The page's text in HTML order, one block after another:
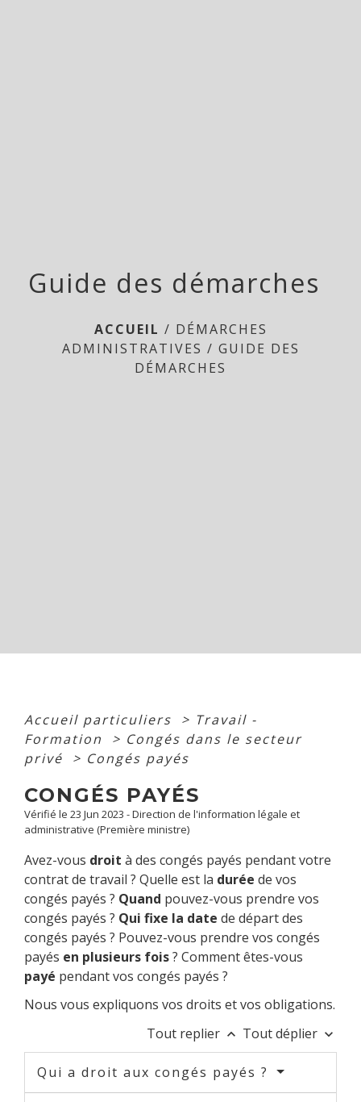
Guide des démarches
ACCUEIL / DÉMARCHES
ADMINISTRATIVES / GUIDE DES
DÉMARCHES
Accueil particuliers > Travail -
Formation
> Congés dans le secteur
privé
> Congés payés
CONGÉS PAYÉS
Vérifié le 23 Jun 2023 - Direction de l'information légale et
administrative (Première ministre)
Avez-vous droit à des congés payés pendant votre
contrat de travail ? Quelle est la durée de vos
congés payés ? Quand pouvez-vous prendre vos
congés payés ? Qui fixe la date de départ des
congés payés ? Pouvez-vous prendre vos congés
payés en plusieurs fois? Comment êtes-vous
payé pendant vos congés payés ?
Nous vous expliquons vos droits et vos obligations.
Tout replier keyboard_arrow_up Tout déplier keyboard_arrow_down
Qui a droit aux congés payés ?